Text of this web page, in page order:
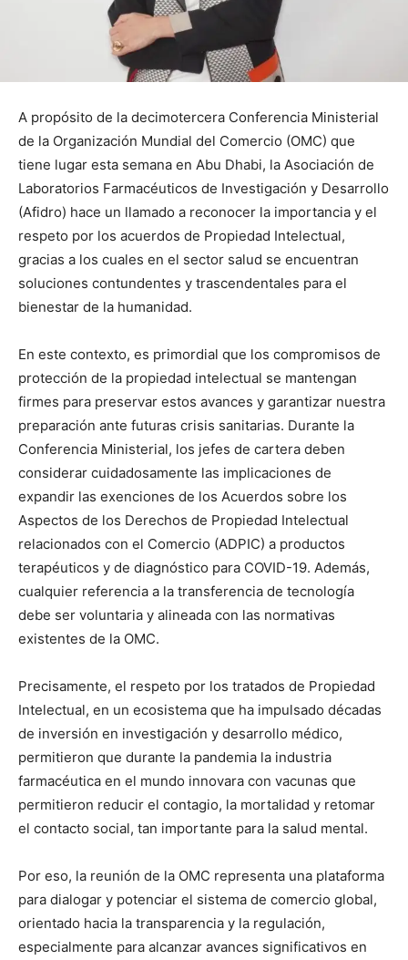
A propósito de la decimotercera Conferencia Ministerial
de la Organización Mundial del Comercio (OMC) que
tiene lugar esta semana en Abu Dhabi, la Asociación de
Laboratorios Farmacéuticos de Investigación y Desarrollo
(Afidro) hace un llamado a reconocer la importancia y el
respeto por los acuerdos de Propiedad Intelectual,
gracias a los cuales en el sector salud se encuentran
soluciones contundentes y trascendentales para el
bienestar de la humanidad.
En este contexto, es primordial que los compromisos de
protección de la propiedad intelectual se mantengan
firmes para preservar estos avances y garantizar nuestra
preparación ante futuras crisis sanitarias. Durante la
Conferencia Ministerial, los jefes de cartera deben
considerar cuidadosamente las implicaciones de
expandir las exenciones de los Acuerdos sobre los
Aspectos de los Derechos de Propiedad Intelectual
relacionados con el Comercio (ADPIC) a productos
terapéuticos y de diagnóstico para COVID-19. Además,
cualquier referencia a la transferencia de tecnología
debe ser voluntaria y alineada con las normativas
existentes de la OMC.
Precisamente, el respeto por los tratados de Propiedad
Intelectual, en un ecosistema que ha impulsado décadas
de inversión en investigación y desarrollo médico,
permitieron que durante la pandemia la industria
farmacéutica en el mundo innovara con vacunas que
permitieron reducir el contagio, la mortalidad y retomar
el contacto social, tan importante para la salud mental.
Por eso, la reunión de la OMC representa una plataforma
para dialogar y potenciar el sistema de comercio global,
orientado hacia la transparencia y la regulación,
especialmente para alcanzar avances significativos en